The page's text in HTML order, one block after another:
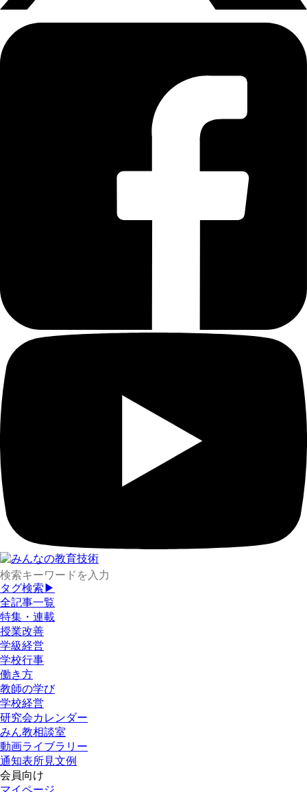
タグ検索▶
全記事一覧
特集・連載
授業改善
学級経営
学校行事
働き方
教師の学び
学校経営
研究会カレンダー
みん教相談室
動画ライブラリー
通知表所見文例
会員向け
マイページ